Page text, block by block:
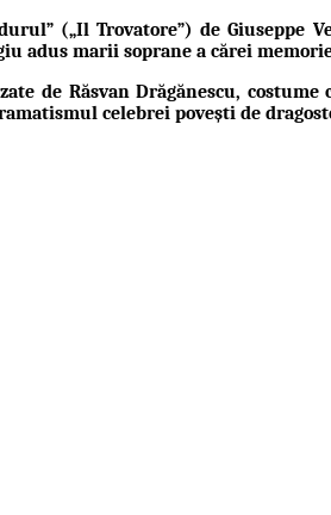
(„Il Trovatore”) de Giuseppe
adus marii soprane a cărei
de Răsvan Drăgănescu, costume
celebrei povești de